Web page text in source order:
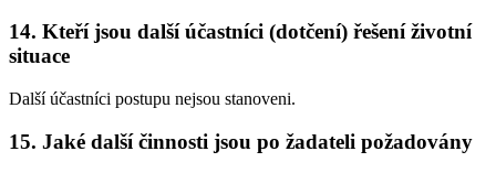
14. Kteří jsou další účastníci (dotčení) řešení životní
situace
Další účastníci postupu nejsou stanoveni.
15. Jaké další činnosti jsou po žadateli požadovány